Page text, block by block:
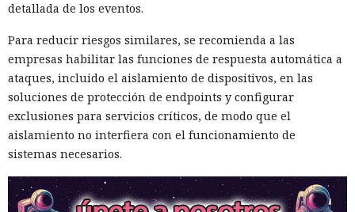
detallada de los eventos.
Para reducir riesgos similares, se recomienda a las
empresas habilitar las funciones de respuesta automática a
ataques, incluido el aislamiento de dispositivos, en las
soluciones de protección de endpoints y configurar
exclusiones para servicios críticos, de modo que el
aislamiento no interfiera con el funcionamiento de
sistemas necesarios.